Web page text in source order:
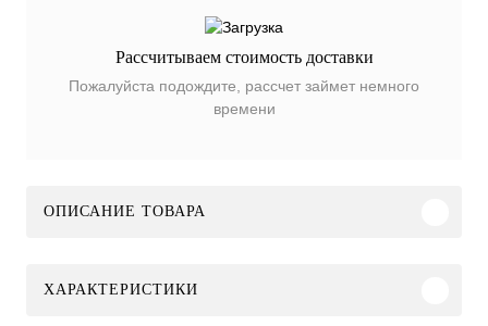
Рассчитываем стоимость доставки
Пожалуйста подождите, рассчет займет немного
времени
ОПИСАНИЕ ТОВАРА
ХАРАКТЕРИСТИКИ